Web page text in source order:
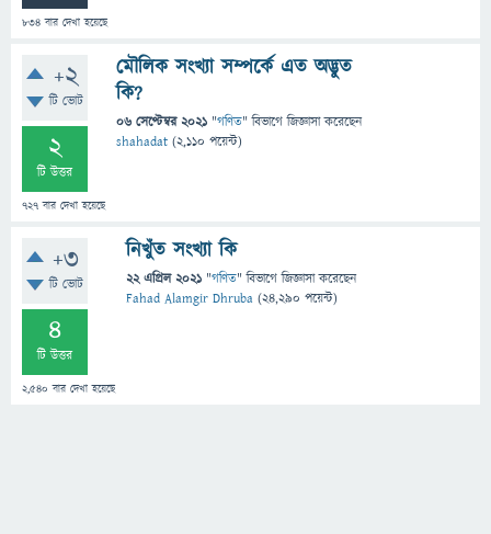
834 বার দেখা হয়েছে
+2
টি ভোট
2
টি উত্তর
727 বার দেখা হয়েছে
মৌলিক সংখ্যা সম্পর্কে এত অদ্ভুত
কি?
06 সেপ্টেম্বর 2021 "গণিত" বিভাগে জিজ্ঞাসাকরেছেন
shahadat (2,110 পয়েন্ট)
+3
টি ভোট
4
টি উত্তর
2,540 বার দেখা হয়েছে
নিখুঁত সংখ্যা কি
22 এপ্রিল 2021 "গণিত" বিভাগে জিজ্ঞাসাকরেছেন
Fahad Alamgir Dhruba (24,290 পয়েন্ট)